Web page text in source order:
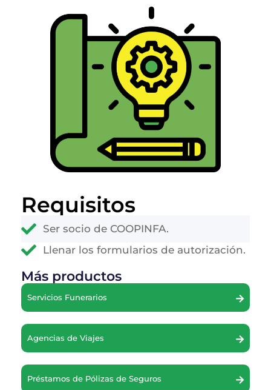
Más productos
Servicios Funerarios
Agencias de Viajes
Préstamos de Pólizas de Seguros
Requisitos
Ser socio de COOPINFA.
Llenar los formularios de autorización.